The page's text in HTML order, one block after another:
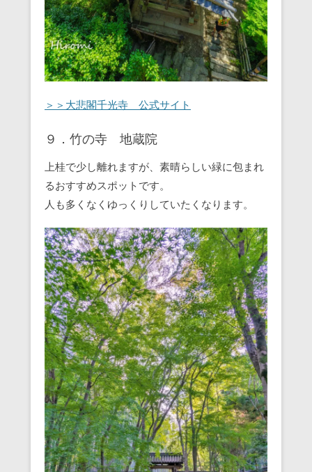
＞＞大悲閣千光寺 公式サイト
９．竹の寺 地蔵院
上桂で少し離れますが、素晴らしい緑に包まれ
るおすすめスポットです。
人も多くなくゆっくりしていたくなります。